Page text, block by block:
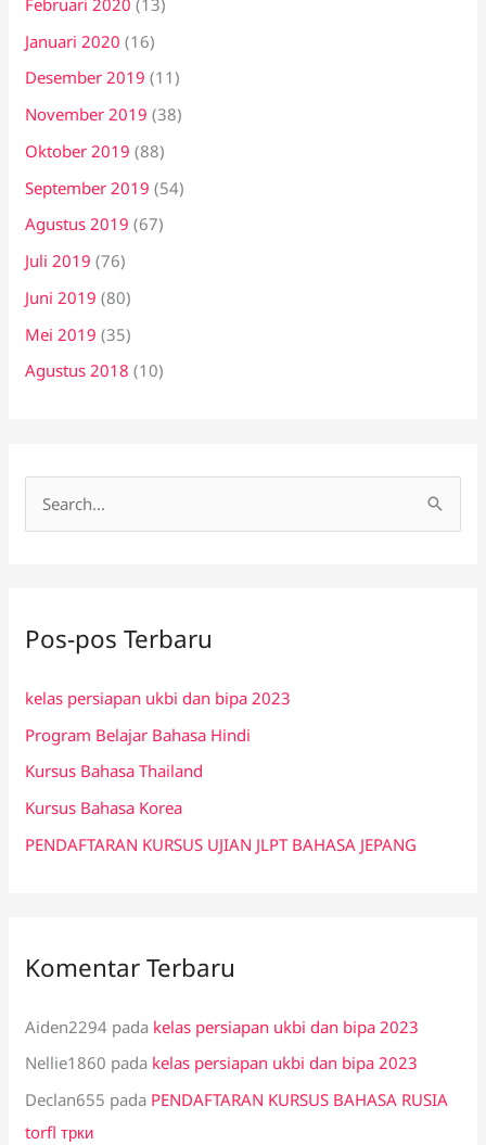
Januari 2020 (16)
Desember 2019 (11)
November 2019 (38)
Oktober 2019 (88)
September 2019 (54)
Agustus 2019 (67)
Juli 2019 (76)
Juni 2019 (80)
Mei 2019 (35)
Agustus 2018 (10)
u
t
u
k
:
Pos-pos Terbaru
kelas persiapan ukbi dan bipa 2023
Program Belajar Bahasa Hindi
Kursus Bahasa Thailand
Kursus Bahasa Korea
PENDAFTARAN KURSUS UJIAN JLPT BAHASA JEPANG
Komentar Terbaru
Aiden2294 pada kelas persiapan ukbi dan bipa 2023
Nellie1860 pada kelas persiapan ukbi dan bipa 2023
Declan655 pada PENDAFTARAN KURSUS BAHASA RUSIA
torfl трки